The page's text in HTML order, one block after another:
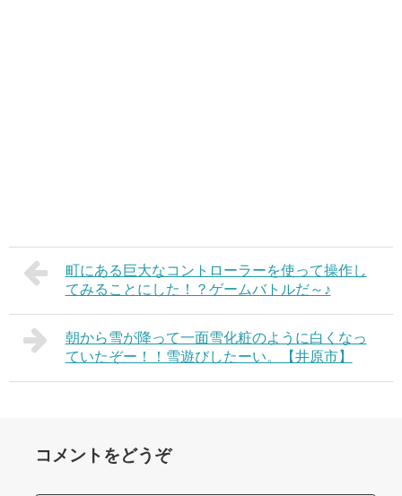
町にある巨大なコントローラーを使って操作し
てみることにした！？ゲームバトルだ～♪
朝から雪が降って一面雪化粧のように白くなっ
ていたぞー！！雪遊びしたーい。【井原市】
コメントをどうぞ